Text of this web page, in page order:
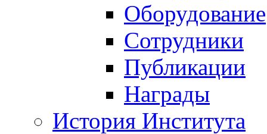
Оборудование
Сотрудники
Публикации
Награды
История Института